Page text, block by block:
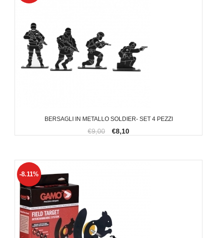
BERSAGLI IN METALLO SOLDIER- SET 4 PEZZI
€9,00 €8,10
-8.11%